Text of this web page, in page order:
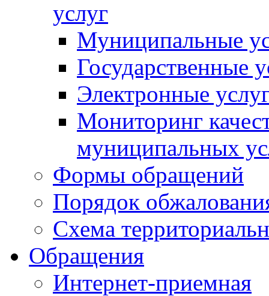
услуг
Муниципальные
Государственные
Электронные
Мониторинг
муниципальных
Формы обращений
Порядок
Схема
Обращения
Интернет-приемная